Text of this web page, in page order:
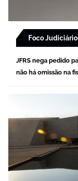
Foco Judiciário
JFRS nega pedido
não há omissão na